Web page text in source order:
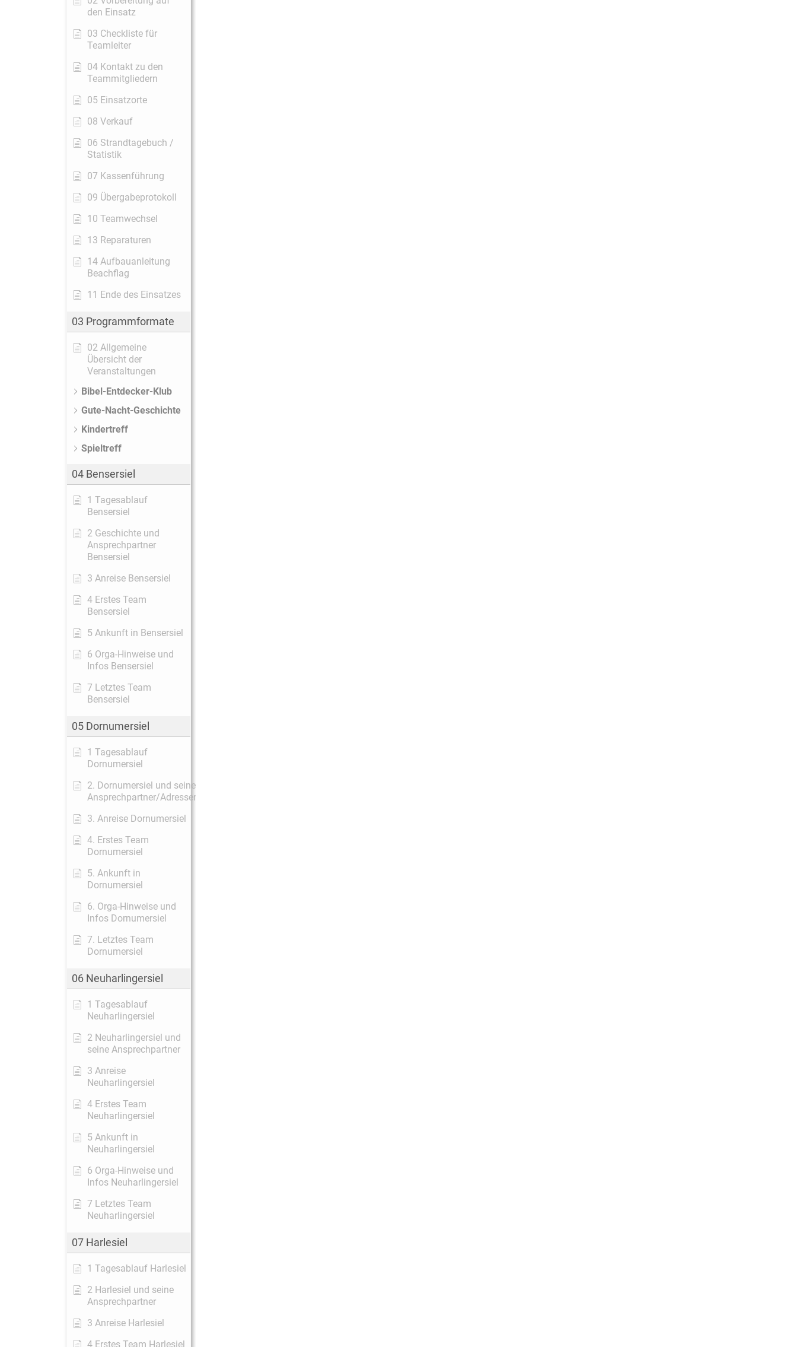
den Einsatz
03 Checkliste für
Teamleiter
04 Kontakt zu den
Teammitgliedern
05 Einsatzorte
08 Verkauf
06 Strandtagebuch /
Statistik
07 Kassenführung
09 Übergabeprotokoll
10 Teamwechsel
13 Reparaturen
14 Aufbauanleitung
Beachflag
11 Ende des Einsatzes
03 Programmformate
02 Allgemeine
Übersicht der
Veranstaltungen
Bibel-Entdecker-Klub
Gute-Nacht-Geschichte
Kindertreff
Spieltreff
04 Bensersiel
1 Tagesablauf
Bensersiel
2 Geschichte und
Ansprechpartner
Bensersiel
3 Anreise Bensersiel
4 Erstes Team
Bensersiel
5 Ankunft in Bensersiel
6 Orga-Hinweise und
Infos Bensersiel
7 Letztes Team
Bensersiel
05 Dornumersiel
1 Tagesablauf
Dornumersiel
2. Dornumersiel und seine
Ansprechpartner/Adressen
3. Anreise Dornumersiel
4. Erstes Team
Dornumersiel
5. Ankunft in
Dornumersiel
6. Orga-Hinweise und
Infos Dornumersiel
7. Letztes Team
Dornumersiel
06 Neuharlingersiel
1 Tagesablauf
Neuharlingersiel
2 Neuharlingersiel und
seine Ansprechpartner
3 Anreise
Neuharlingersiel
4 Erstes Team
Neuharlingersiel
5 Ankunft in
Neuharlingersiel
6 Orga-Hinweise und
Infos Neuharlingersiel
7 Letztes Team
Neuharlingersiel
07 Harlesiel
1 Tagesablauf Harlesiel
2 Harlesiel und seine
Ansprechpartner
3 Anreise Harlesiel
4 Erstes Team Harlesiel